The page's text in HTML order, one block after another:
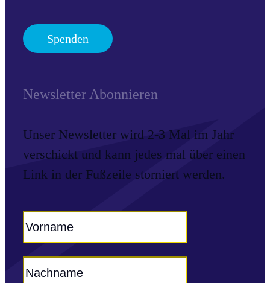
Spenden
Newsletter Abonnieren
Unser Newsletter wird 2-3 Mal im Jahr
verschickt und kann jedes mal über einen
Link in der Fußzeile storniert werden.